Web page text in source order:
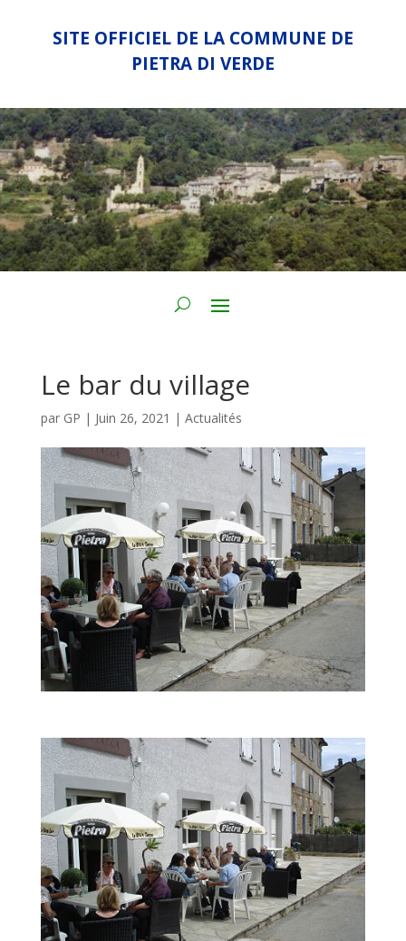
SITE OFFICIEL DE LA COMMUNE DE
PIETRA DI VERDE
Le bar du village
par GP | Juin 26, 2021 | Actualités